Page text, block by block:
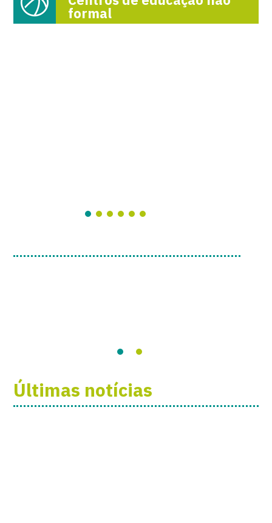
formal
Últimas notícias